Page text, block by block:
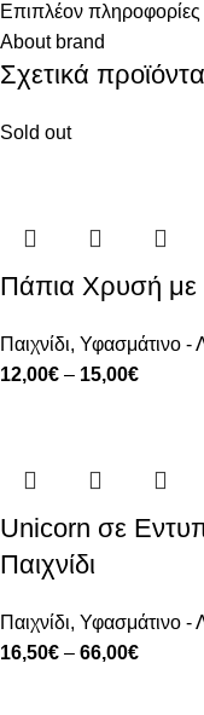
Επιπλέον πληροφορίες
About brand
Σχετικά προϊόντα
Sold out
Πάπια Χρυσή με
Παιχνίδι, Υφασμάτινο -
12,00€ – 15,00€
Unicorn σε
Παιχνίδι
Παιχνίδι, Υφασμάτινο -
16,50€ – 66,00€